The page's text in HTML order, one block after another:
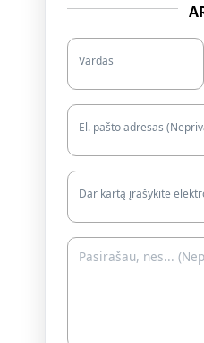
Vardas
El. pašto adresas
Dar kartą įrašykite